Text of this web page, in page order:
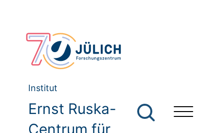
Institut
Ernst Ruska-
Centrum für